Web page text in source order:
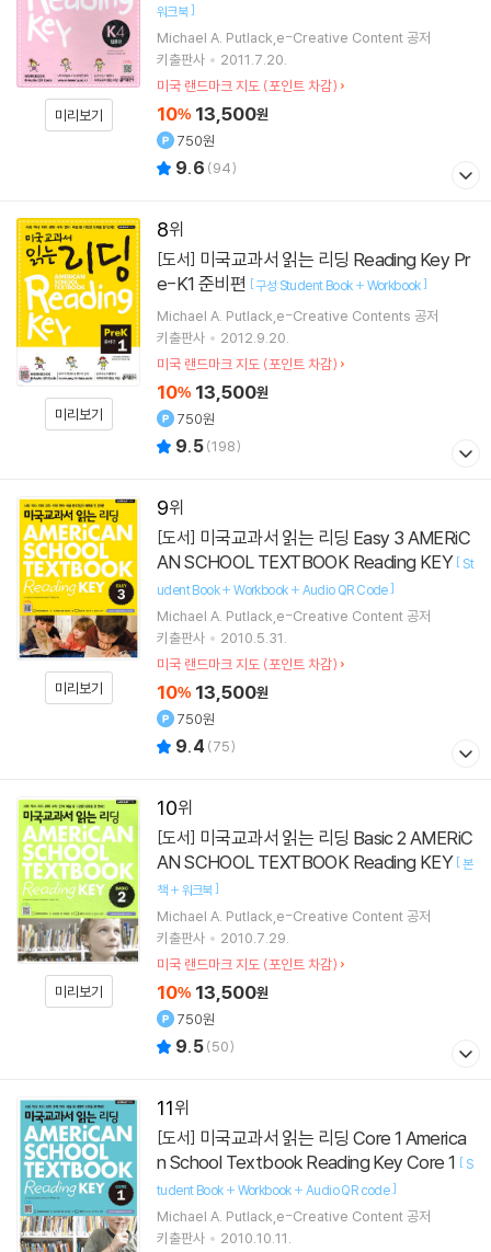
미리보기
워크북]
Michael A. Putlack,e-Creative Content 공저
키출판사
2011.7.20.
미국 랜드마크 지도 (포인트 차감)
10% 13,500원
750원
9.6 (94)
8
미리보기
[도서]
e-K1 준비편 [구성:Student Book + Workbook]
Michael A. Putlack,e-Creative Contents 공저
키출판사
2012.9.20.
미국 랜드마크 지도 (포인트 차감)
10% 13,500원
750원
9.5(198)
9
미리보기
[도서]
AN SCHOOL TEXTBOOK Reading KEY [ St
udent Book + Workbook + Audio QR Code]
Michael A. Putlack,e-Creative Content 공저
키출판사
2010.5.31.
미국 랜드마크 지도 (포인트 차감)
10% 13,500원
750원
9.4 (75)
10
미리보기
[도서]
AN SCHOOL TEXTBOOK Reading KEY [본
책 + 워크북]
Michael A. Putlack,e-Creative Content 공저
키출판사
2010.7.29.
미국 랜드마크 지도 (포인트 차감)
10% 13,500원
750원
9.5(50)
11
[도서]
n School Textbook Reading Key Core 1 [ S
tudent Book + Workbook + Audio QR code]
Michael A. Putlack,e-Creative Content 공저
키출판사
2010.10.11.